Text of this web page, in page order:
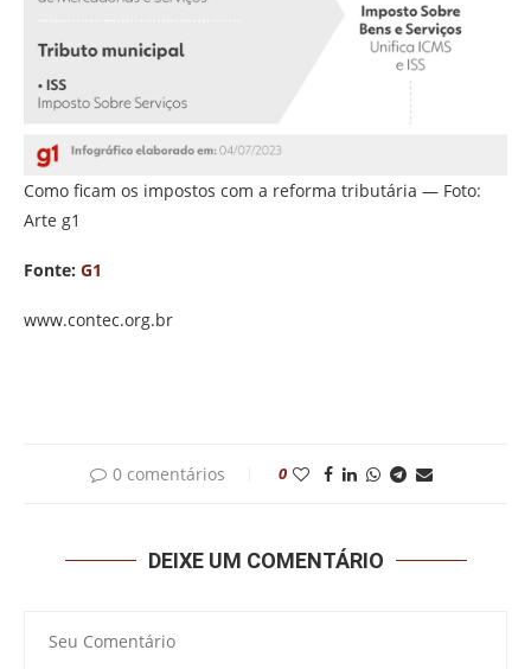
Como ficam os impostos com a reforma tributária — Foto:
Arte g1
Fonte: G1
www.contec.org.br
0 comentários 0
DEIXE UM COMENTÁRIO